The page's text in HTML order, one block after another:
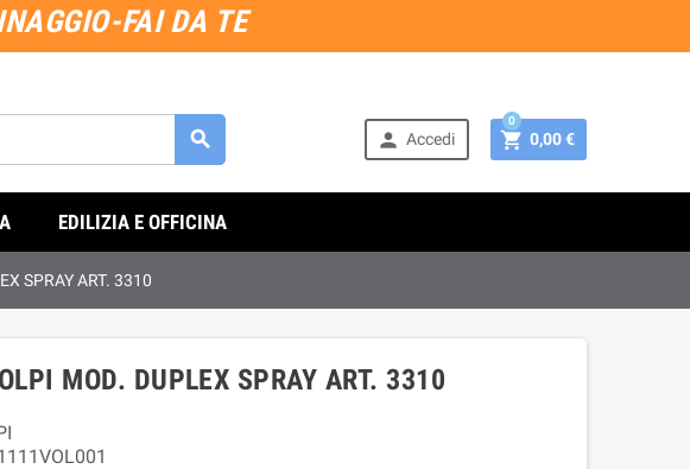
FAI DA TE
  Accedi  0,00 €
0
EDILIZIA E OFFICINA
SPRAY ART. 3310
MOD. DUPLEX SPRAY ART. 3310